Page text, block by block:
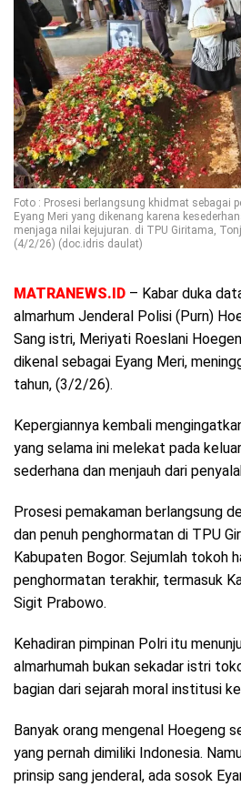
Foto : Prosesi berlangsung khidmat sebagai
Eyang Meri yang dikenang karena
menjaga nilai kejujuran. di TPU Giritama,
(4/2/26) (doc.idris daulat)
MATRANEWS.ID – Kabar duka
almarhum Jenderal Polisi (Purn)
Sang istri, Meriyati Roeslani
dikenal sebagai Eyang Meri,
tahun, (3/2/26).
Kepergiannya kembali
yang selama ini melekat pada
sederhana dan menjauh dari
Prosesi pemakaman berlangsung
dan penuh penghormatan di TPU
Kabupaten Bogor. Sejumlah tokoh
penghormatan terakhir, termasuk
Sigit Prabowo.
Kehadiran pimpinan Polri itu
almarhumah bukan sekadar istri
bagian dari sejarah moral institusi
Banyak orang mengenal Hoegeng
yang pernah dimiliki Indonesia.
prinsip sang jenderal, ada sosok